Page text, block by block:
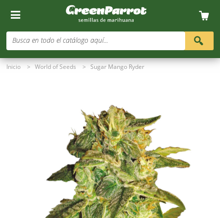
Busca en todo el catálogo aquí...
Inicio > World of Seeds > Sugar Mango Ryder